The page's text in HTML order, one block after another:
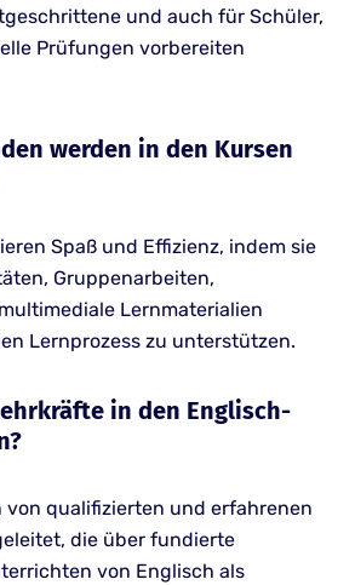
und auch für Schüler,
Prüfungen vorbereiten
werden in den Kursen
Spaß und Effizienz, indem sie
Gruppenarbeiten,
Lernmaterialien
Lernprozess zu unterstützen.
in den Englisch-
von qualifizierten und erfahrenen
die über fundierte
von Englisch als